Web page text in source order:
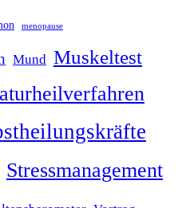
menopause
Mund Muskeltest
Stressmanagement